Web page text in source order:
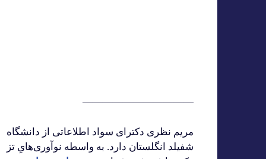
———————————
مریم نظری دکترای سواد اطلاعاتی از دانشگاه
شفیلد انگلستان دارد. به واسطه نوآوری‌هایِ تز